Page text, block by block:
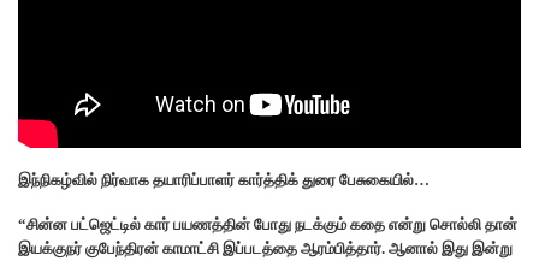
இந்நிகழ்வில் நிர்வாக தயாரிப்பாளர் கார்த்திக் துரை பேசுகையில்…
“சின்ன பட்ஜெட்டில் கார் பயணத்தின் போது நடக்கும் கதை என்று சொல்லி தான்
இயக்குநர் குபேந்திரன் காமாட்சி இப்படத்தை ஆரம்பித்தார். ஆனால் இது இன்று